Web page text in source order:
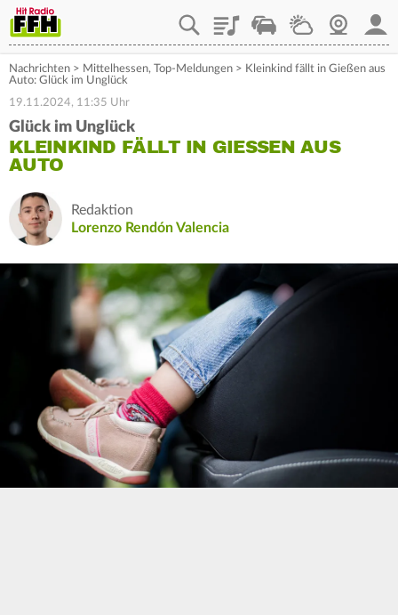
PlaylistStaupilotWetterWebcam
Nachrichten > Mittelhessen, Top-Meldungen > Kleinkind fällt in Gießen aus
Auto: Glück im Unglück
19.11.2024, 11:35 Uhr
Glück im Unglück
KLEINKIND FÄLLT IN GIESSEN AUS A
UTO
Redaktion
Lorenzo Rendón Valencia